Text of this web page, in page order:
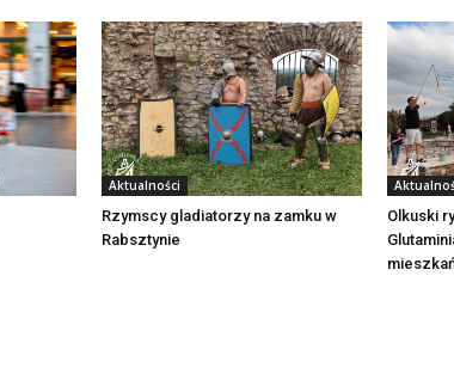
Aktualności
Rzymscy gladiatorzy na zamku w
Rabsztynie
Olkuski